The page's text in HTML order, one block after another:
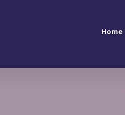
Home